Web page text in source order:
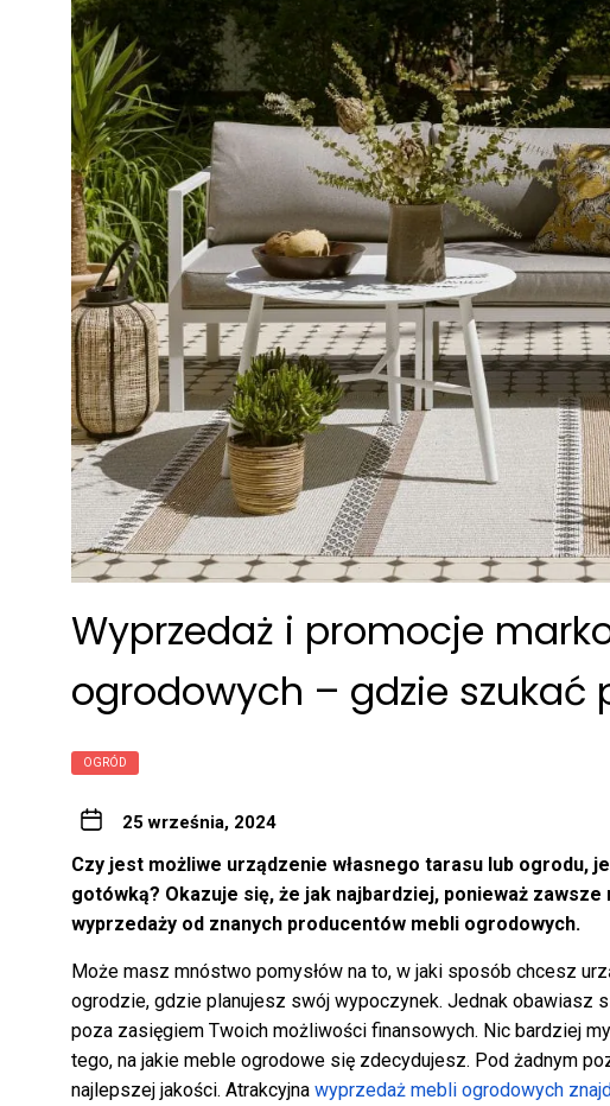
Wyprzedaż i promocje
ogrodowych – gdzie szukać
OGRÓD
25 września, 2024
Czy jest możliwe urządzenie własnego tarasu lub ogrodu,
gotówką? Okazuje się, że jak najbardziej, ponieważ
wyprzedaży od znanych producentów mebli ogrodowych.
Może masz mnóstwo pomysłów na to, w jaki sposób chcesz
ogrodzie, gdzie planujesz swój wypoczynek. Jednak obawiasz
poza zasięgiem Twoich możliwości finansowych. Nic bardziej
tego, na jakie meble ogrodowe się zdecydujesz. Pod żadnym
najlepszej jakości. Atrakcyjna wyprzedaż mebli ogrodowych